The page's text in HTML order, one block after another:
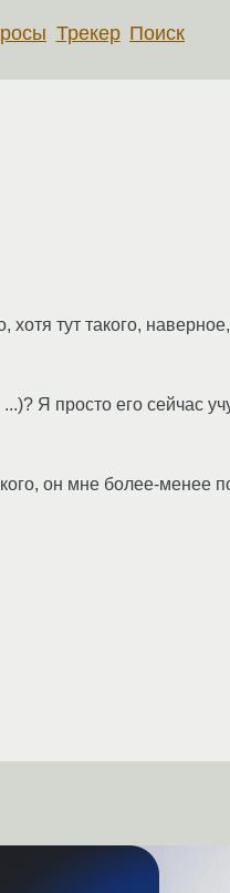
Трекер Поиск
хотя тут такого,
Я просто его сейчас
он мне более-менее